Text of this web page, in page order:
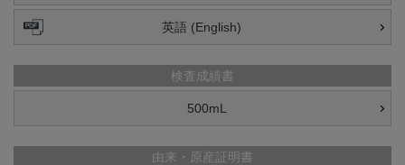
英語 (English)
検査成績書
500mL
由来・原産証明書